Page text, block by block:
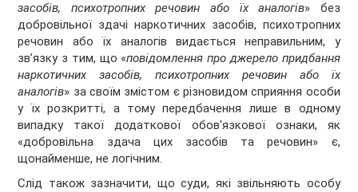
засобів, психотропних речовин або їх аналогів» без
добровільної здачі наркотичних засобів, психотропних
речовин або їх аналогів видається неправильним, у
зв’язку з тим, що «повідомлення про джерело придбання
наркотичних засобів, психотропних речовин або їх
аналогів» за своїм змістом є різновидом сприяння особи
у їх розкритті, а тому передбачення лише в одному
випадку такої додаткової обов'язкової ознаки, як
«добровільна здача цих засобів та речовин» є,
щонайменше, не логічним.
Слід також зазначити, що суди, які звільняють особу